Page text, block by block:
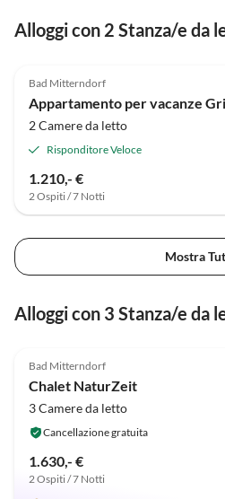
Aussee ist ideal für Radfahren,
Natur und Aktivurlaub schätzt, ist
Wir kommen gerne wieder! Danke!
Alloggi con 2 Stanza/e da
Bad Mitterndorf
2 Camere da letto
Risponditore Veloce
1.210,- €
2 Ospiti / 7 Notti
Mostra
Alloggi con 3 Stanza/e da
Bad Mitterndorf
Chalet NaturZeit
3 Camere da letto
Cancellazione gratuita
1.630,- €
2 Ospiti / 7 Notti